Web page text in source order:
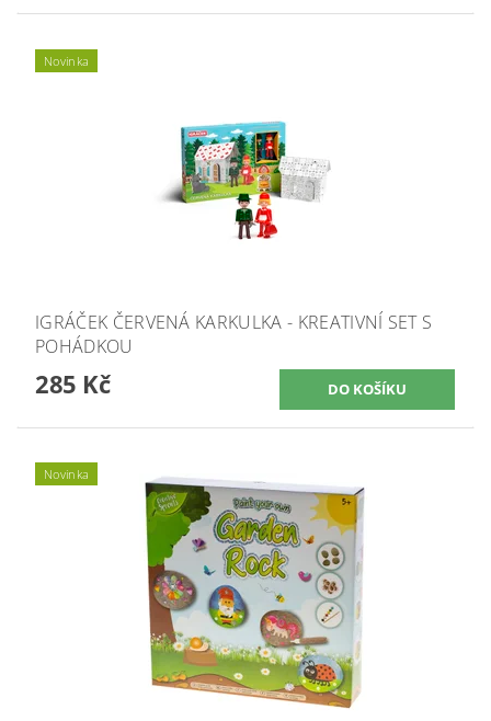
Novinka
IGRÁČEK ČERVENÁ KARKULKA - KREATIVNÍ SET S
POHÁDKOU
285 Kč
Novinka